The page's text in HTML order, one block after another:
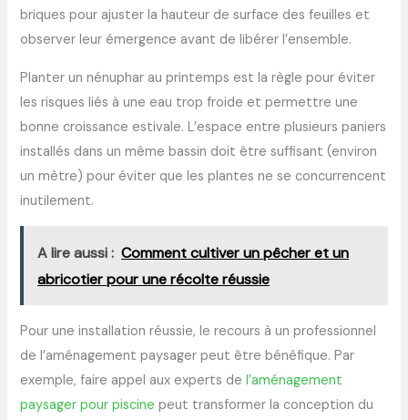
briques pour ajuster la hauteur de surface des feuilles et
observer leur émergence avant de libérer l’ensemble.
Planter un nénuphar au printemps est la règle pour éviter
les risques liés à une eau trop froide et permettre une
bonne croissance estivale. L’espace entre plusieurs paniers
installés dans un même bassin doit être suffisant (environ
un mètre) pour éviter que les plantes ne se concurrencent
inutilement.
A lire aussi : Comment cultiver un pêcher et un
abricotier pour une récolte réussie
Pour une installation réussie, le recours à un professionnel
de l’aménagement paysager peut être bénéfique. Par
exemple, faire appel aux experts del’aménagement
paysager pour piscine peut transformer la conception du